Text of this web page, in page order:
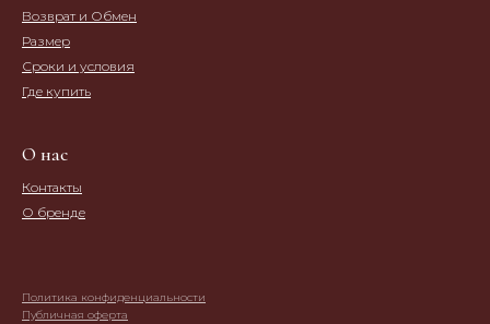
Политика конфиденциальности
Публичная оферта
О нас
Контакты
О бренде
Где купить
Возврат и Обмен
Размер
Сроки и условия